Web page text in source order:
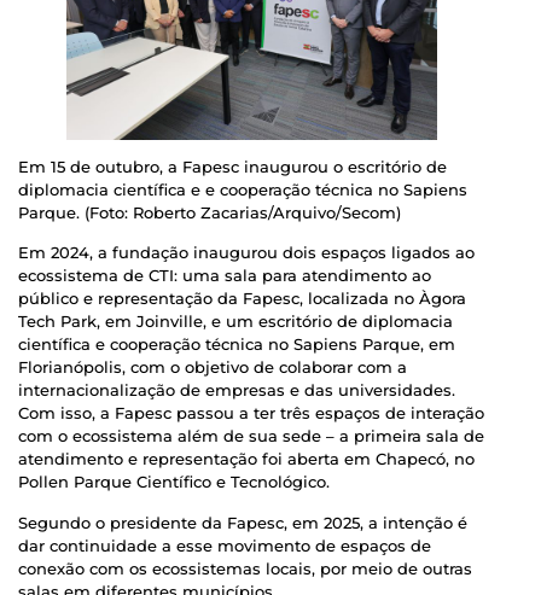
Em 15 de outubro, a Fapesc inaugurou o escritório de
diplomacia científica e e cooperação técnica no Sapiens
Parque. (Foto: Roberto Zacarias/Arquivo/Secom)
Em 2024, a fundação inaugurou dois espaços ligados ao
ecossistema de CTI: uma sala para atendimento ao
público e representação da Fapesc, localizada no Àgora
Tech Park, em Joinville, e um escritório de diplomacia
científica e cooperação técnica no Sapiens Parque, em
Florianópolis, com o objetivo de colaborar com a
internacionalização de empresas e das universidades.
Com isso, a Fapesc passou a ter três espaços de interação
com o ecossistema além de sua sede – a primeira sala de
atendimento e representação foi aberta em Chapecó, no
Pollen Parque Científico e Tecnológico.
Segundo o presidente da Fapesc, em 2025, a intenção é
dar continuidade a esse movimento de espaços de
conexão com os ecossistemas locais, por meio de outras
salas em diferentes municípios.